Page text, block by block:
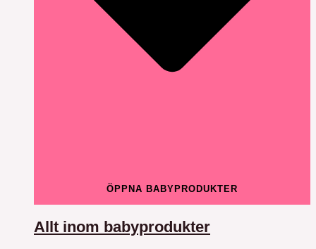
ÖPPNA BABYPRODUKTER
Allt inom babyprodukter